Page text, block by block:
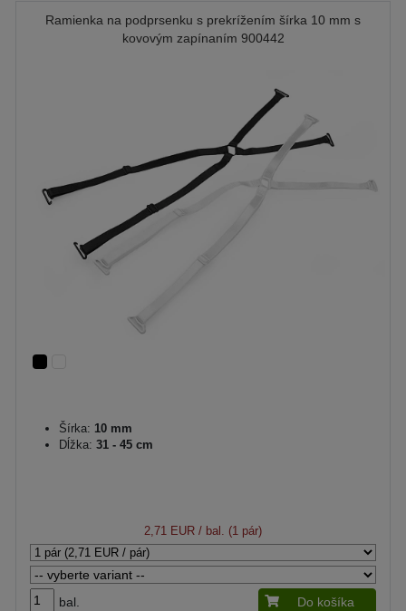
Ramienka na podprsenku s prekrížením šírka 10 mm s
kovovým zapínaním 900442
Šírka: 10 mm
Dĺžka: 31 - 45 cm
2,71 EUR / bal. (1 pár)
bal. Do košíka